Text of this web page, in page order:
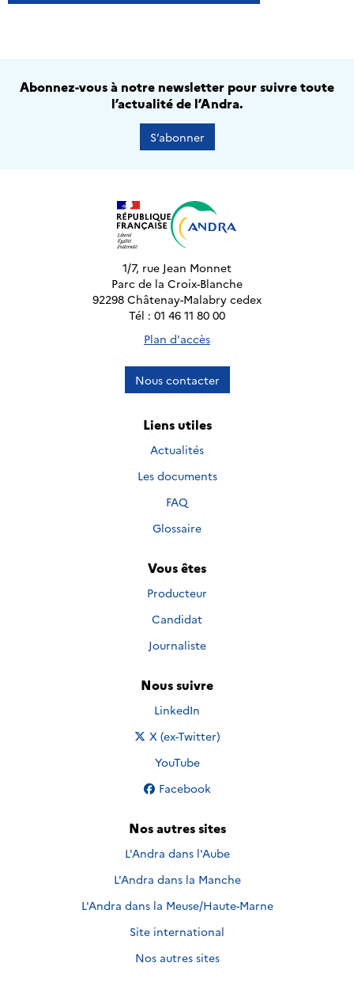
Abonnez-vous à notre newsletter pour suivre toute
l’actualité de l’Andra.
S’abonner
1/7, rue Jean Monnet
Parc de la Croix-Blanche
92298 Châtenay-Malabry cedex
Tél : 01 46 11 80 00
Plan d'accès
Nous contacter
Liens utiles
Actualités
Les documents
FAQ
Glossaire
Vous êtes
Producteur
Candidat
Journaliste
Nous suivre
Nous suivre sur
LinkedIn
Nous suivre sur
X (ex-Twitter)
Nous suivre sur
YouTube
Nous suivre sur
Facebook
Nos autres sites
L'Andra dans l'Aube
L'Andra dans la Manche
L'Andra dans la Meuse/Haute-Marne
Site international
Nos autres sites